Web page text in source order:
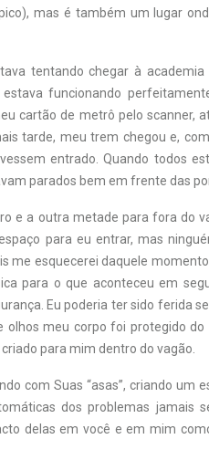
mas é também um lugar
tentando chegar à
funcionando
cartão de metrô pelo scanner,
tarde, meu trem chegou e,
entrado. Quando todos
parados bem em frente das
e a outra metade para fora do
para eu entrar, mas
me esquecerei daquele
para o que aconteceu em
Eu poderia ter sido ferida
olhos meu corpo foi protegido
para mim dentro do vagão.
com Suas “asas”, criando um
dos problemas jamais
delas em você e em mim